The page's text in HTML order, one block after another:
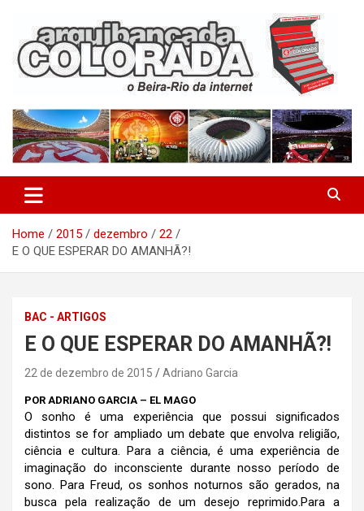
content
Arquibancada Colorada
Home 2015 dezembro
22
E O QUE ESPERAR DO AMANHÃ?!
BAC - ARTIGOS
E O QUE ESPERAR DO AMANHÃ?!
22 de dezembro de 2015 Adriano Garcia
POR ADRIANO GARCIA – EL MAGO
O sonho é uma experiência que possui significados
distintos se for ampliado um debate que envolva religião,
ciência e cultura. Para a ciência, é uma experiência de
imaginação do inconsciente durante nosso período de
sono. Para Freud, os sonhos noturnos são gerados, na
busca pela realização de um desejo reprimido.Para a